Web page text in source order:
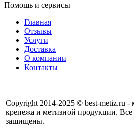
Помощь и сервисы
Главная
Отзывы
Услуги
Доставка
О компании
Контакты
Copyright 2014-2025 © best-metiz.ru -
крепежа и метизной продукции. Все
защищены.